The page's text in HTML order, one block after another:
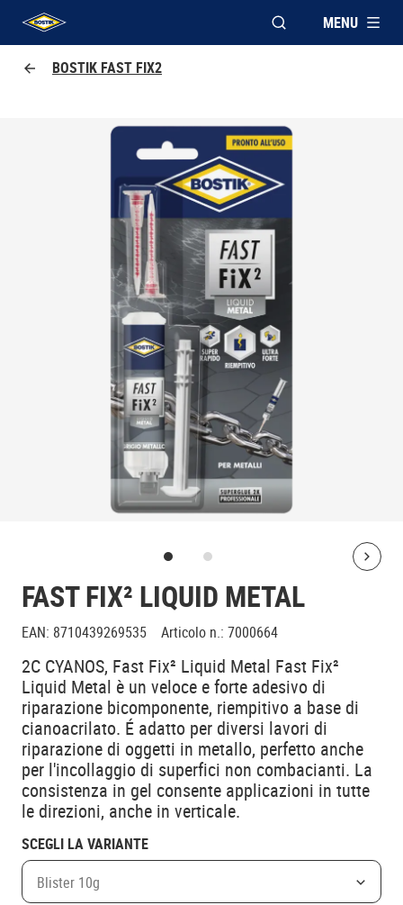
UHU logo
APRI FINESTRA
MENU
BOSTIK FAST FIX2
FAST FIX² LIQUID METAL
EAN: 8710439269535 Articolo n.: 7000664
2C CYANOS, Fast Fix² Liquid Metal Fast Fix²
Liquid Metal è un veloce e forte adesivo di
riparazione bicomponente, riempitivo a base di
cianoacrilato. É adatto per diversi lavori di
riparazione di oggetti in metallo, perfetto anche
per l'incollaggio di superfici non combacianti. La
consistenza in gel consente applicazioni in tutte
le direzioni, anche in verticale.
SCEGLI LA VARIANTE
Blister 10g